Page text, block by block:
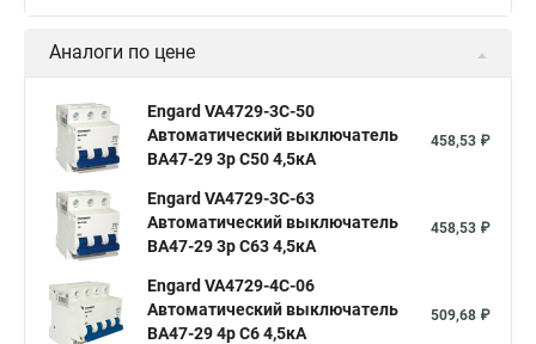
Аналоги по цене
Engard VA4729-3С-50
Автоматический выключатель
ВА47-29 3р C50 4,5кА
458,53 ₽
Engard VA4729-3С-63
Автоматический выключатель
ВА47-29 3р C63 4,5кА
458,53 ₽
Engard VA4729-4С-06
Автоматический выключатель
ВА47-29 4р C6 4,5кА
509,68 ₽